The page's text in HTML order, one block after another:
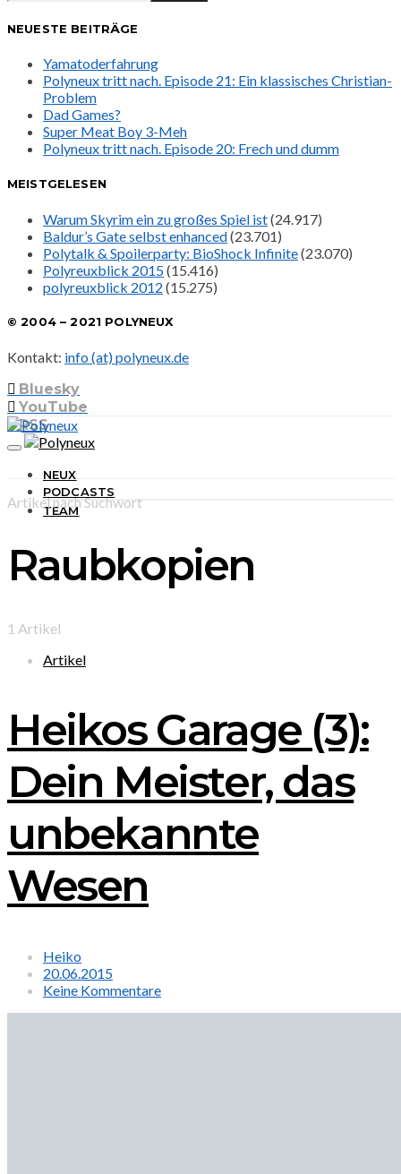
NEUESTE BEITRÄGE
Yamatoderfahrung
Polyneux tritt nach. Episode 21: Ein klassisches Christian-
Problem
Dad Games?
Super Meat Boy 3-Meh
Polyneux tritt nach. Episode 20: Frech und dumm
MEISTGELESEN
Warum Skyrim ein zu großes Spiel ist(24.917)
Baldur’s Gate selbst enhanced(23.701)
Polytalk & Spoilerparty: BioShock Infinite(23.070)
Polyreuxblick 2015(15.416)
polyreuxblick 2012 (15.275)
© 2004 – 2021 POLYNEUX
Kontakt: info (at) polyneux.de
Bluesky
YouTube
RSS
NEUX
PODCASTS
TEAM
Artikel nach Suchwort
Raubkopien
1 Artikel
Artikel
Heikos Garage (3):
Dein Meister, das
unbekannte
Wesen
Heiko
20.06.2015
Keine Kommentare